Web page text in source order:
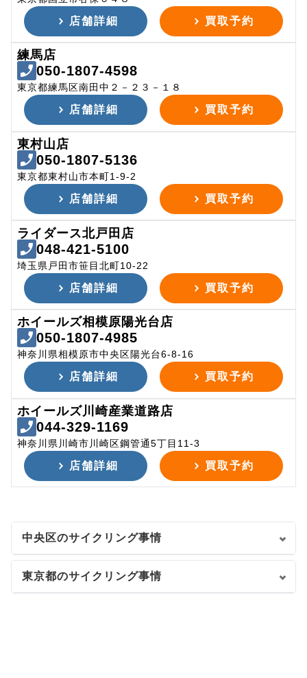
店舗詳細 買取予約
練馬店
050-1807-4598
東京都練馬区南田中２－２３－１８
店舗詳細 買取予約
東村山店
050-1807-5136
東京都東村山市本町1-9-2
店舗詳細 買取予約
ライダース北戸田店
048-421-5100
埼玉県戸田市笹目北町10-22
店舗詳細 買取予約
ホイールズ相模原陽光台店
050-1807-4985
神奈川県相模原市中央区陽光台6-8-16
店舗詳細 買取予約
ホイールズ川崎産業道路店
044-329-1169
神奈川県川崎市川崎区鋼管通5丁目11-3
店舗詳細 買取予約
中央区のサイクリング事情
東京都のサイクリング事情